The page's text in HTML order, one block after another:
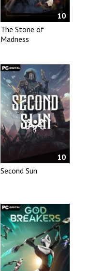
10
The Stone of
Madness
10
Second Sun